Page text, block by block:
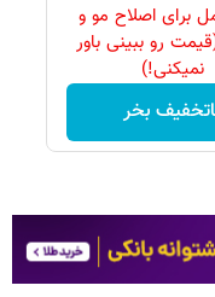
برای اصلاح مو و
رو ببینی باور
نمیکنی!)
بخر